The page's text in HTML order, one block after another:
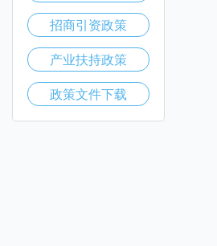
招商引资政策
产业扶持政策
政策文件下载